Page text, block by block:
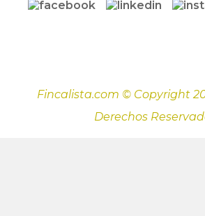
Fincalista.com © Copyright
Derechos